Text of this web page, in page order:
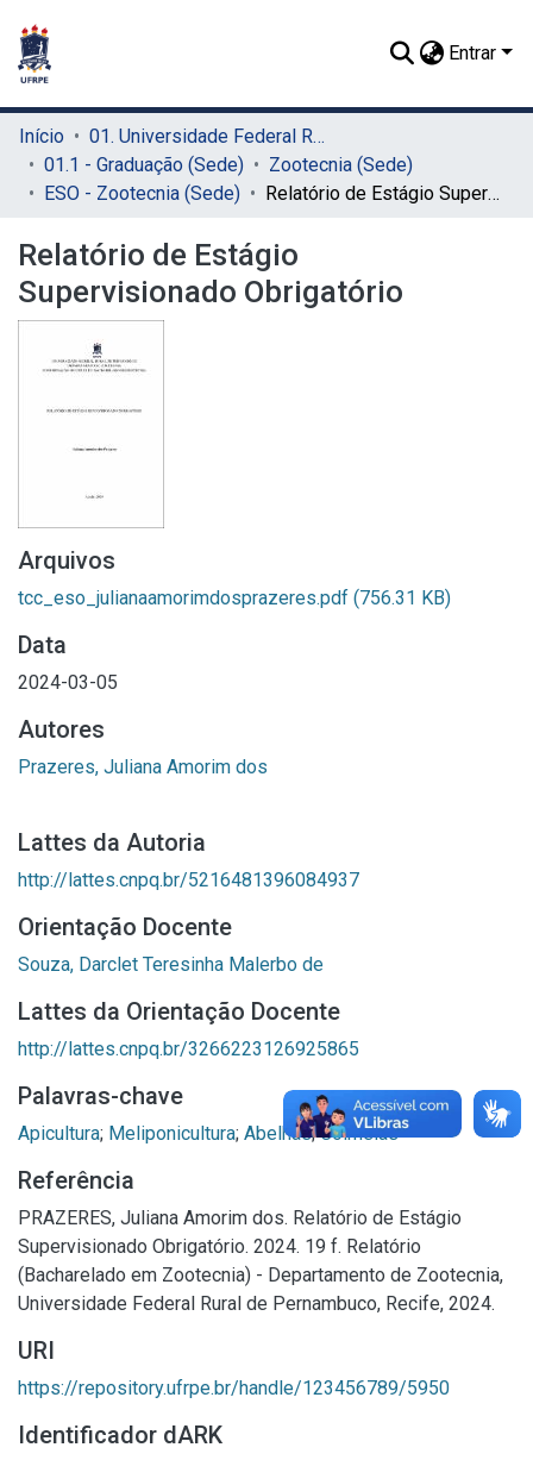
Entrar
Início
01. Universidade Federal Rural de Pernambuco - UFRPE (Sede)
01.1 - Graduação (Sede)
Zootecnia (Sede)
ESO - Zootecnia (Sede)
Relatório de Estágio Supervisionado Obrigatório
Relatório de Estágio
Supervisionado Obrigatório
Arquivos
tcc_eso_julianaamorimdosprazeres.pdf (756.31 KB)
Data
2024-03-05
Autores
Prazeres, Juliana Amorim dos
Lattes da Autoria
http://lattes.cnpq.br/5216481396084937
Orientação Docente
Souza, Darclet Teresinha Malerbo de
Lattes da Orientação Docente
http://lattes.cnpq.br/3266223126925865
Palavras-chave
Apicultura; Meliponicultura; Abelhas;Colmeias
Referência
PRAZERES, Juliana Amorim dos. Relatório de Estágio
Supervisionado Obrigatório. 2024. 19 f. Relatório
(Bacharelado em Zootecnia) - Departamento de Zootecnia,
Universidade Federal Rural de Pernambuco, Recife, 2024.
URI
https://repository.ufrpe.br/handle/123456789/5950
Identificador dARK